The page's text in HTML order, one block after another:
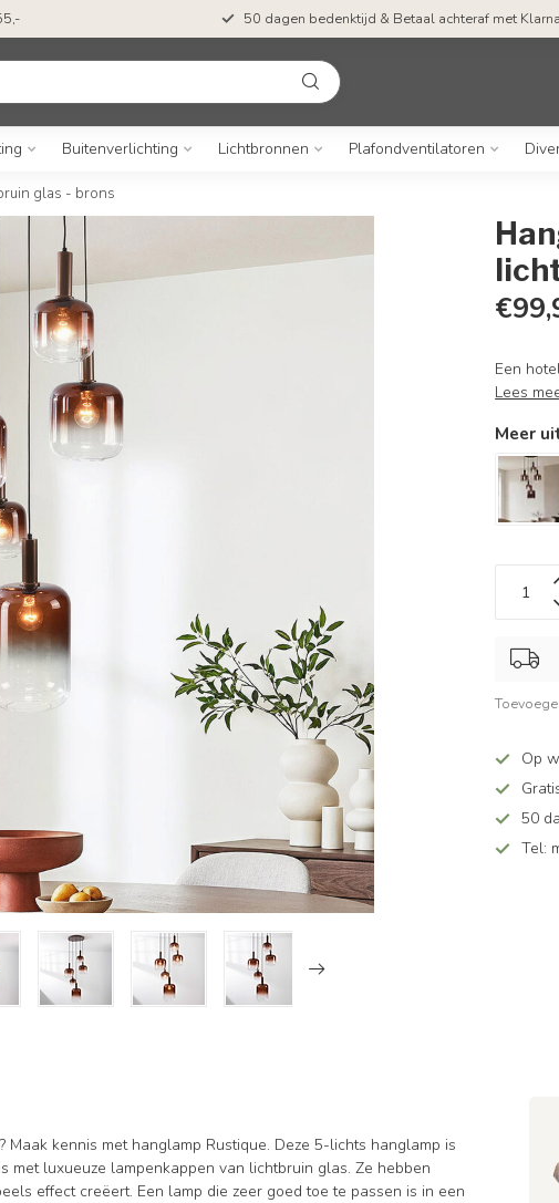
50 dagen bedenktijd & Betaal achteraf met Klarna
Buitenverlichting Lichtbronnen Plafondventilatoren
glas - brons
Een
Lees
Meer
Op
50
Tel:
kennis met hanglamp Rustique. Deze 5-lichts hanglamp is
met luxueuze lampenkappen van lichtbruin glas. Ze hebben
effect creëert. Een lamp die zeer goed toe te passen is in een